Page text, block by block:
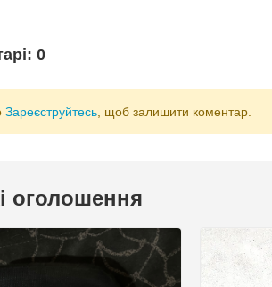
0
Зареєструйтесь , щоб залишити коментар.
оголошення